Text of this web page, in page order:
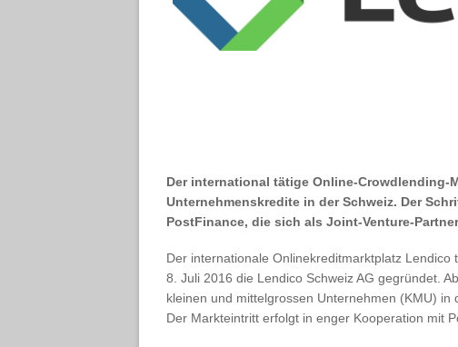
Der international tätige Online-
Unternehmenskredite in der Schweiz. Der
PostFinance, die sich als Joint-Venture-
Der internationale Onlinekreditmarktplatz
8. Juli 2016 die Lendico Schweiz AG gegründet.
kleinen und mittelgrossen Unternehmen (KMU) in
Der Markteintritt erfolgt in enger Kooperation mit